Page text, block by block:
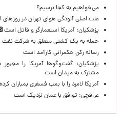
می‌خواهیم به کجا برسیم؟
علت اصلی آلودگی هوای تهران در روزهای
پزشکیان: آمریکا استعمارگر و قاتل است
حمله به یک کشتی متعلق به شرکت نفت
رسانه رکن حکمرانی کارآمد است
پزشکیان: گفت‌وگوها آمریکا را
مشترک به میدان است
آمریکا لامرد را با بمب فسفری بمباران
عراقچی: توافق با عمان نزدیک است